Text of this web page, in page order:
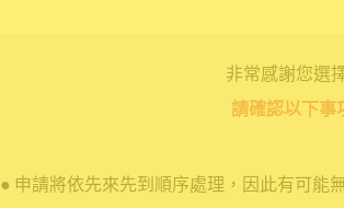
非常感謝您選
請確認以下事
● 申請將依先來先到順序處理，因此有可能